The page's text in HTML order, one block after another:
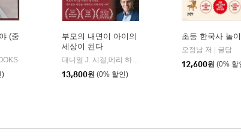
(중
)
부모의 내면이 아이의
세상이 된다
대니얼 J. 시겔,메리 하첼 저/신유희 역 | 페이지2북스
13,800원 (0% 할인)
초등 한국사 놀
오정남 저
글담
12,600원 (0% 할